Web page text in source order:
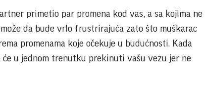
primetio par promena kod vas, a sa kojima ne
da bude vrlo frustrirajuća zato što muškarac
promenama koje očekuje u budućnosti. Kada
u jednom trenutku prekinuti vašu vezu jer ne